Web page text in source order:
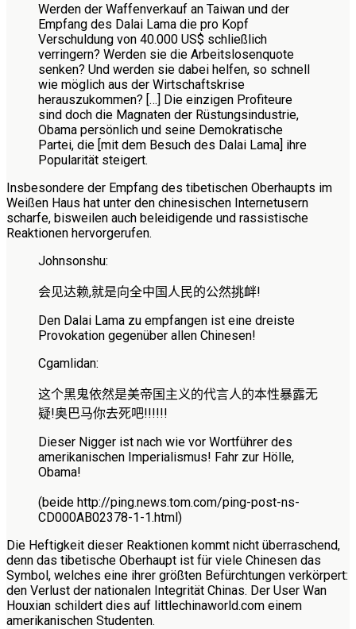
Werden der Waffenverkauf an Taiwan und der
Empfang des Dalai Lama die pro Kopf
Verschuldung von 40.000 US$ schließlich
verringern? Werden sie die Arbeitslosenquote
senken? Und werden sie dabei helfen, so schnell
wie möglich aus der Wirtschaftskrise
herauszukommen? […] Die einzigen Profiteure
sind doch die Magnaten der Rüstungsindustrie,
Obama persönlich und seine Demokratische
Partei, die [mit dem Besuch des Dalai Lama] ihre
Popularität steigert.
Insbesondere der Empfang des tibetischen Oberhaupts im
Weißen Haus hat unter den chinesischen Internetusern
scharfe, bisweilen auch beleidigende und rassistische
Reaktionen hervorgerufen.
Johnsonshu:
会见达赖,就是向全中国人民的公然挑衅!
Den Dalai Lama zu empfangen ist eine dreiste
Provokation gegenüber allen Chinesen!
Cgamlidan:
这个黑鬼依然是美帝国主义的代言人的本性暴露无
疑!奥巴马你去死吧!!!!!!
Dieser Nigger ist nach wie vor Wortführer des
amerikanischen Imperialismus! Fahr zur Hölle,
Obama!
(beide http://ping.news.tom.com/ping-post-ns-
CD000AB02378-1-1.html)
Die Heftigkeit dieser Reaktionen kommt nicht überraschend,
denn das tibetische Oberhaupt ist für viele Chinesen das
Symbol, welches eine ihrer größten Befürchtungen verkörpert:
den Verlust der nationalen Integrität Chinas. Der User Wan
Houxian schildert dies auf littlechinaworld.com einem
amerikanischen Studenten.